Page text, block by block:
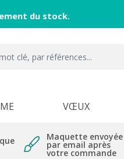
du stock.
VŒUX
Maquette envoyée
par email après
votre commande